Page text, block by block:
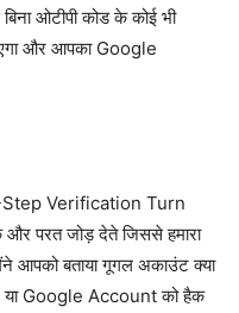
ओटीपी कोड के कोई भी
और आपका Google
Step Verification Turn
परत जोड़ देते जिससे हमारा
आपको बताया गूगल अकाउंट क्या
Google Account को हैक